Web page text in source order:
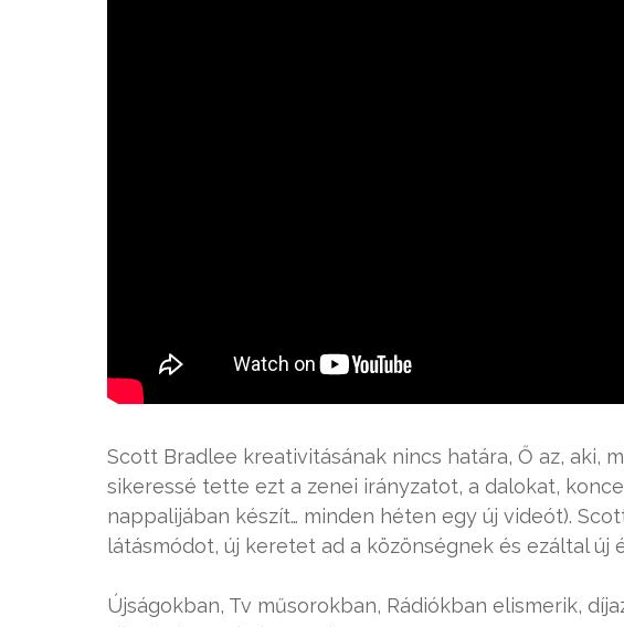
Scott Bradlee kreativitásának nincs határa, Ő az, aki,
sikeressé tette ezt a zenei irányzatot, a dalokat,
nappalijában készít… minden héten egy új videót).
látásmódot, új keretet ad a közönségnek és ezáltal új
Újságokban, Tv műsorokban, Rádiókban elismerik,